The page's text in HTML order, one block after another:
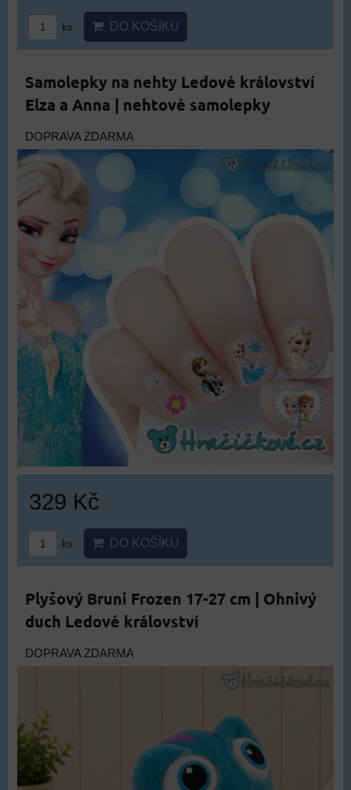
ks DO KOŠÍKU
Samolepky na nehty Ledové království
Elza a Anna | nehtové samolepky
DOPRAVA ZDARMA
329 Kč
ks DO KOŠÍKU
Plyšový Bruni Frozen 17-27 cm | Ohnivý
duch Ledové království
DOPRAVA ZDARMA